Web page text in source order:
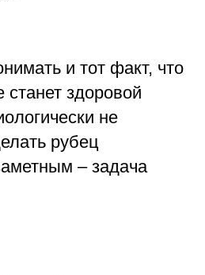
и тот факт, что
станет здоровой
не
рубец
– задача